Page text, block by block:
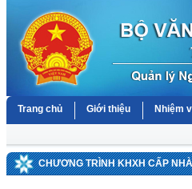
Trang chủ Giới thiệu Nhiệm
CHƯƠNG TRÌNH KHXH CẤP